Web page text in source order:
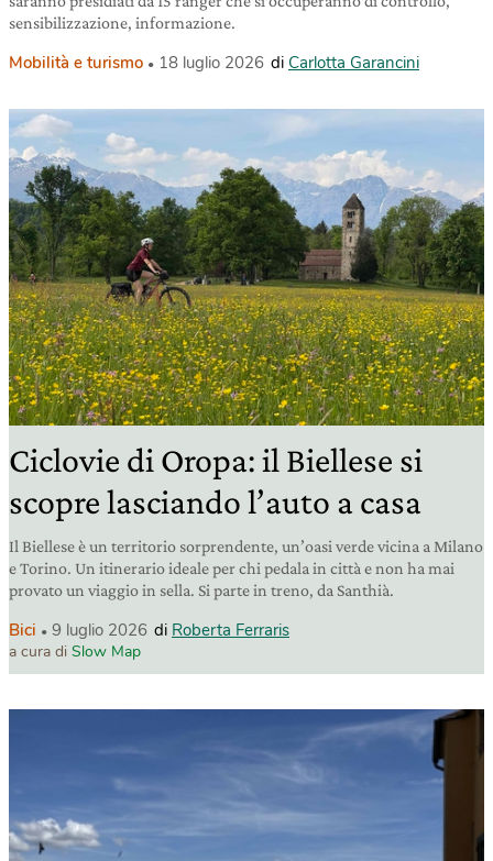
sensibilizzazione, informazione.
Mobilità e turismo 18 luglio 2026 di Carlotta Garancini
Ciclovie di Oropa: il Biellese si
scopre lasciando l’auto a casa
Il Biellese è un territorio sorprendente, un’oasi verde vicina a Milano
e Torino. Un itinerario ideale per chi pedala in città e non ha mai
provato un viaggio in sella. Si parte in treno, da Santhià.
Bici 9 luglio 2026 di Roberta Ferraris
a cura di Slow Map